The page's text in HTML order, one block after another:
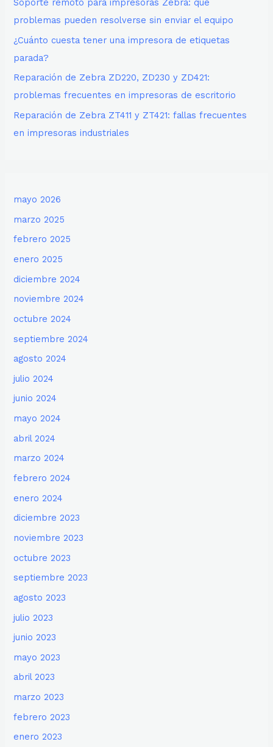
Soporte remoto para impresoras Zebra: qué
problemas pueden resolverse sin enviar el equipo
¿Cuánto cuesta tener una impresora de etiquetas
parada?
Reparación de Zebra ZD220, ZD230 y ZD421:
problemas frecuentes en impresoras de escritorio
Reparación de Zebra ZT411 y ZT421: fallas frecuentes
en impresoras industriales
mayo 2026
marzo 2025
febrero 2025
enero 2025
diciembre 2024
noviembre 2024
octubre 2024
septiembre 2024
agosto 2024
julio 2024
junio 2024
mayo 2024
abril 2024
marzo 2024
febrero 2024
enero 2024
diciembre 2023
noviembre 2023
octubre 2023
septiembre 2023
agosto 2023
julio 2023
junio 2023
mayo 2023
abril 2023
marzo 2023
febrero 2023
enero 2023